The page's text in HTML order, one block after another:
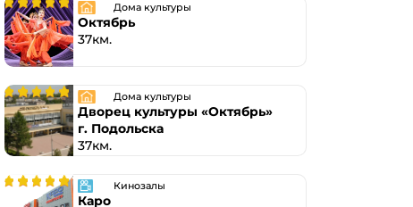
Дома культуры
Октябрь
37км.
Дома культуры
Дворец культуры «Октябрь»
г. Подольска
37км.
Кинозалы
Каро